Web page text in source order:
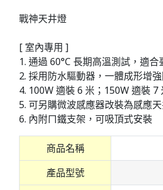
戰神天井燈
[ 室內專用 ]
1. 通過 60°C 長期高溫測試，適
2. 採用防水驅動器，一體成形增
4. 100W 適裝 6 米；150W 適裝 7
5. 可另購微波感應器改裝為感應
6. 內附ㄇ鐵支架，可吸頂式安裝
商品名稱
產品型號